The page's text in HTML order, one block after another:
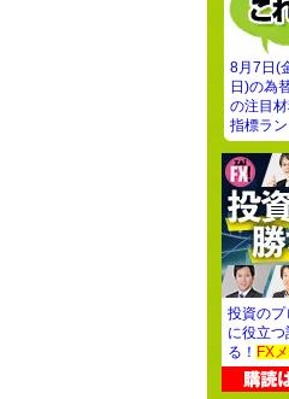
8月7日(
日)の為
の注目
指標ラン
投資のプ
に役立つ
る！ FX